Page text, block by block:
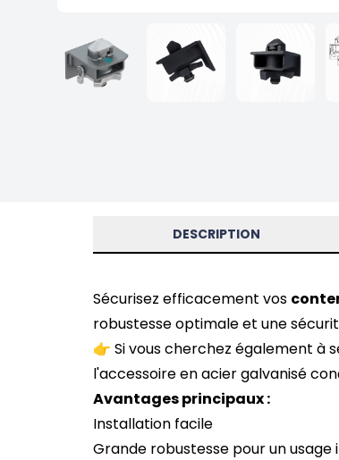
DESCRIPTION
Sécurisez efficacement vos
robustesse optimale et une
👉 Si vous cherchez également à
l'accessoire en acier galvanisé
Avantages principaux :
Installation facile
Grande robustesse pour un usage